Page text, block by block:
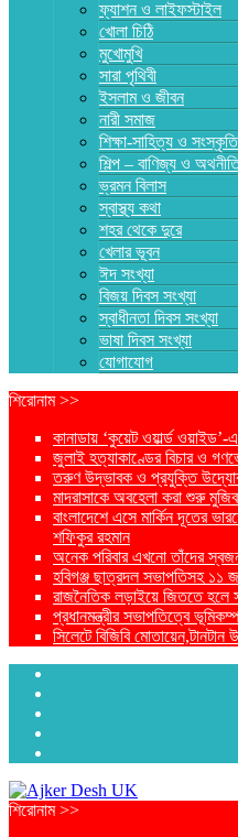
ফ্যাশন ও লাইফস্টাইল
খোলা চিঠি
মুখোমুখি
সারা পৃথিবী
ইসলাম ও জীবন
নারী সমাজ
শিক্ষা-সাহিত্য ও সংস্কৃতি
শিল্প – বাণিজ্য ও
ভ্রমন বিলাস
স্বাস্থ্য কথা
শহর থেকে দুরে
খেলার ভূবন
ঈদ সংখ্যা
বিজয় দিবস সংখ্যা
স্বাধীনতা দিবস সংখ্যা
ভাষা দিবস সংখ্যা
যোগাযোগ
শিরোনাম >>
কানাডায় ‘কুয়েট ওয়ার্ল্ড
জুলাই হত্যাকাণ্ডের বিচার ও
তরুণ উদ্ভাবক ও প্রযুক্তি
মাদরাসাকে অবহেলা করা শুরু
বাংলাদেশে এসে মার্কিন দূতের
শফিকুর রহমান
অনেক পরিবার এখনো তাঁদের স্বজন
হবিগঞ্জ ছাত্রদল সভাপতিসহ ১১
রাজনৈতিক লড়াইয়ে জিততে হলে
প্রধানমন্ত্রীর সভাপতিত্বে
সিলেটে বিজিবি
শিরোনাম >>